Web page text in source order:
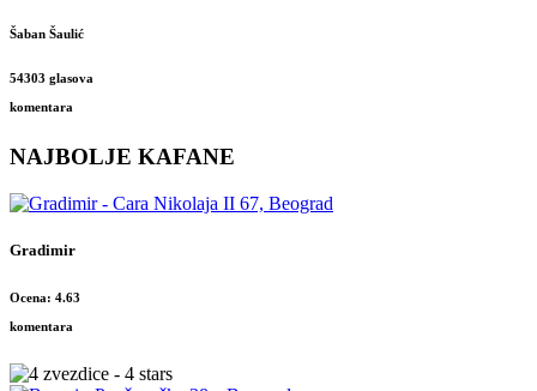
Šaban Šaulić
54303 glasova
komentara
NAJBOLJE KAFANE
Gradimir
Ocena: 4.63
komentara